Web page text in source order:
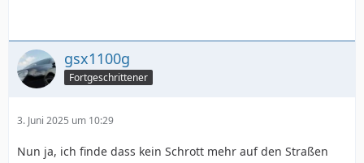
gsx1100g
Fortgeschrittener
3. Juni 2025 um 10:29
Nun ja, ich finde dass kein Schrott mehr auf den Straßen